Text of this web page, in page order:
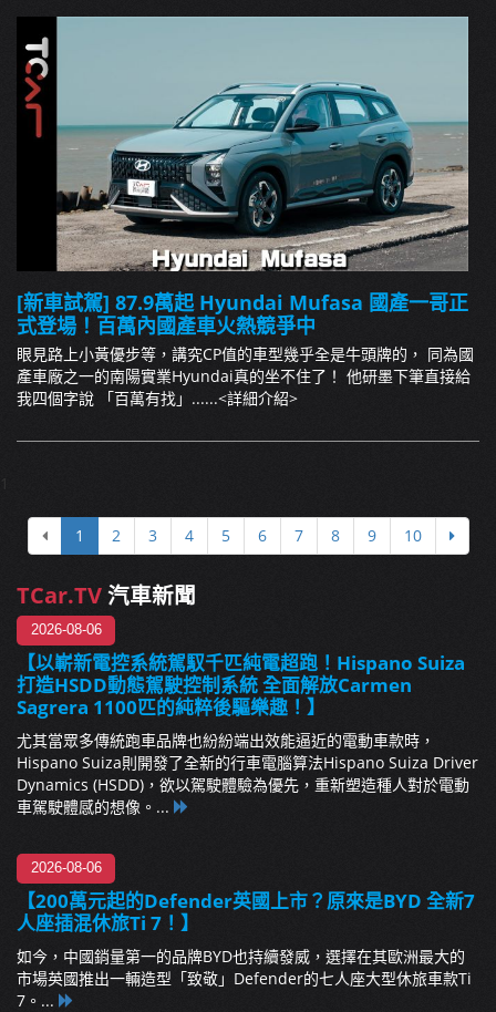
[新車試駕] 87.9萬起 Hyundai Mufasa 國產一哥正
式登場！百萬內國產車火熱競爭中
眼見路上小黃優步等，講究CP值的車型幾乎全是牛頭牌的， 同為國
產車廠之一的南陽實業Hyundai真的坐不住了！ 他研墨下筆直接給
我四個字說 「百萬有找」......<詳細介紹>
1 2 3 4 5 6 7 8 9 10
TCar.TV汽車新聞
2026-08-06
【以嶄新電控系統駕馭千匹純電超跑！Hispano Suiza
打造HSDD動態駕駛控制系統 全面解放Carmen
Sagrera 1100匹的純粹後驅樂趣！】
尤其當眾多傳統跑車品牌也紛紛端出效能逼近的電動車款時，
Hispano Suiza則開發了全新的行車電腦算法Hispano Suiza Driver
Dynamics (HSDD)，欲以駕駛體驗為優先，重新塑造種人對於電動
車駕駛體感的想像。...
2026-08-06
【200萬元起的Defender英國上市？原來是BYD 全新7
人座插混休旅Ti 7！】
如今，中國銷量第一的品牌BYD也持續發威，選擇在其歐洲最大的
市場英國推出一輛造型「致敬」Defender的七人座大型休旅車款Ti
7。...